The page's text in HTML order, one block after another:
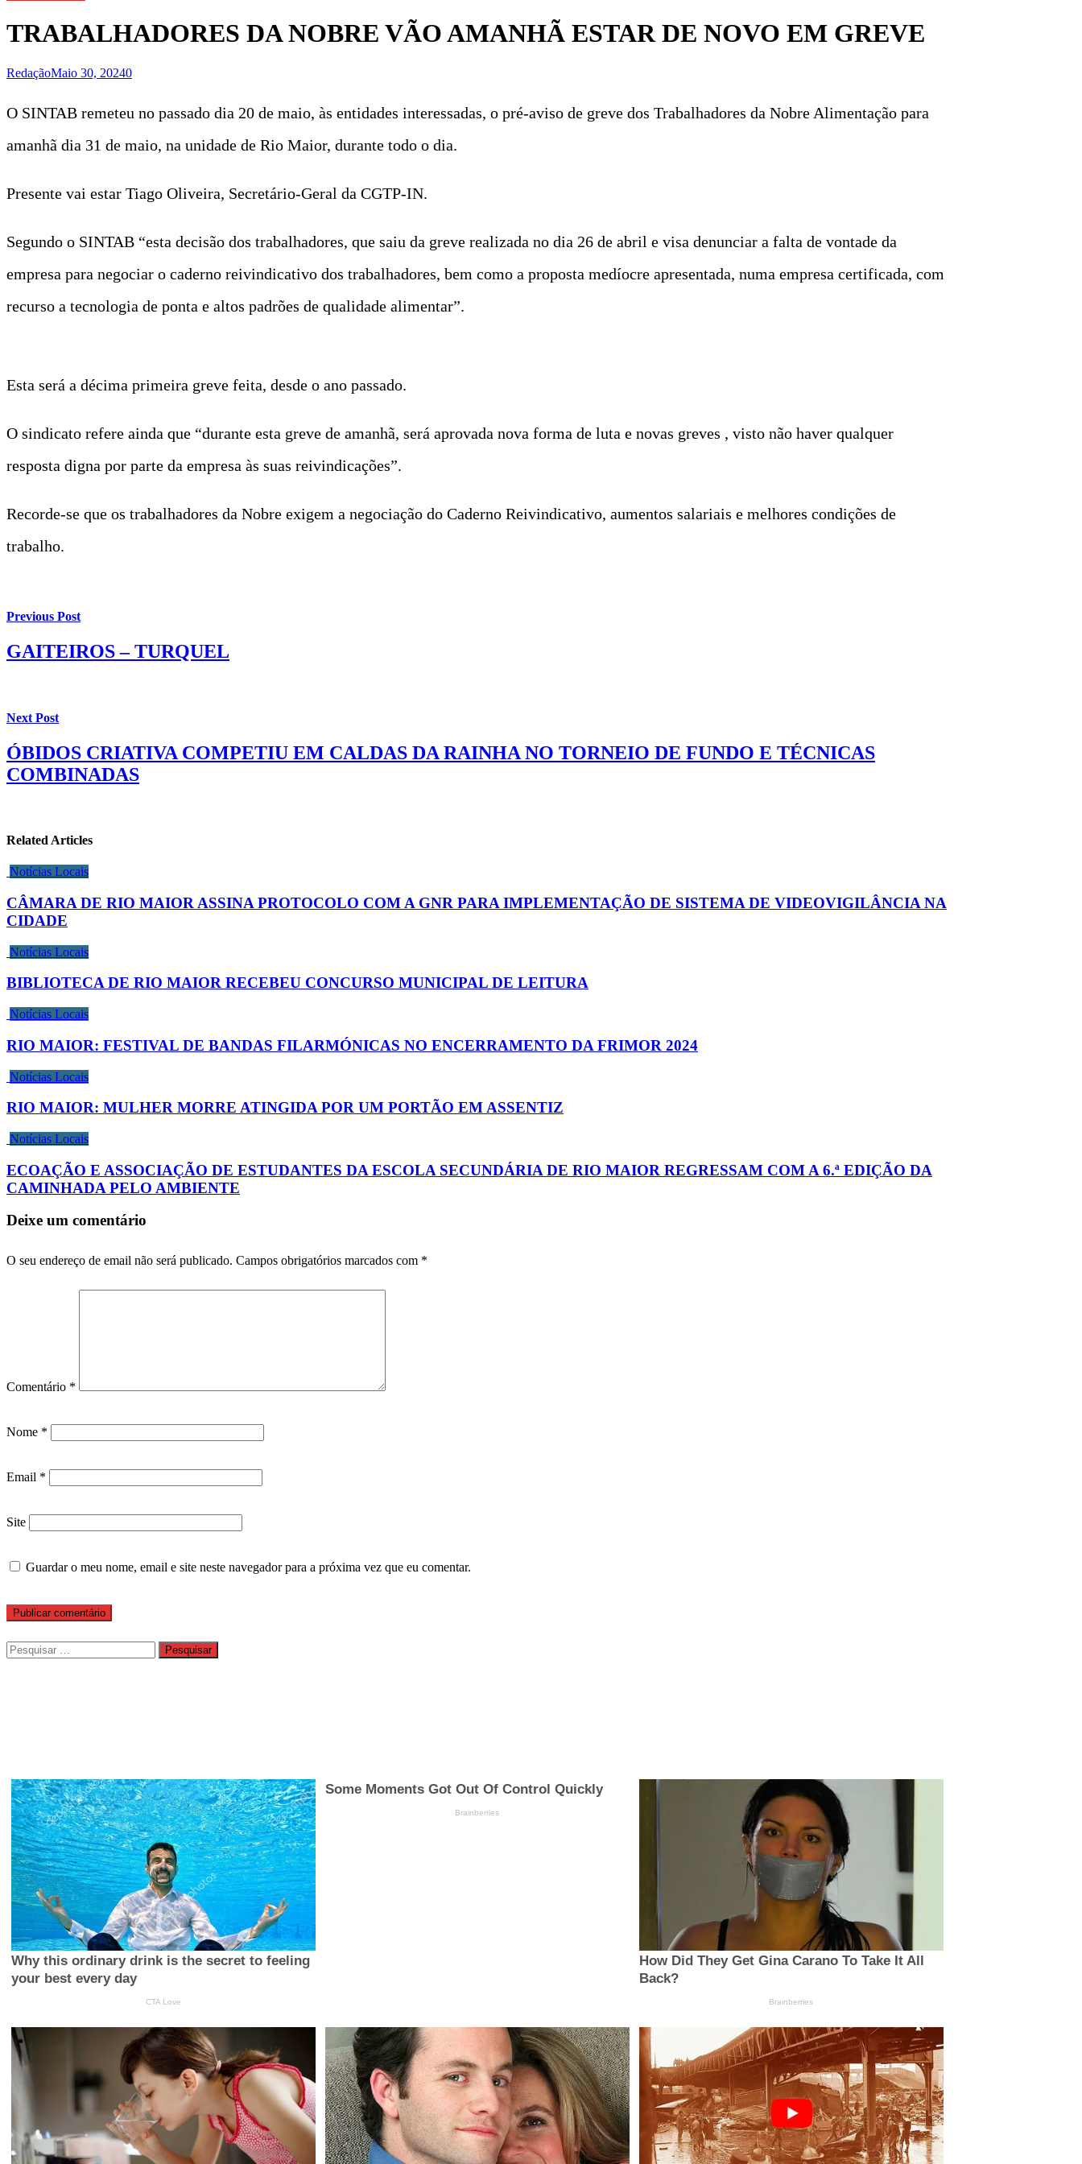
TRABALHADORES DA NOBRE VÃO AMANHÃ ESTAR DE NOVO EM GREVE
RedaçãoMaio 30, 20240
O SINTAB remeteu no passado dia 20 de maio, às entidades interessadas, o pré-aviso de greve dos Trabalhadores da Nobre Alimentação para
amanhã dia 31 de maio, na unidade de Rio Maior, durante todo o dia.
Presente vai estar Tiago Oliveira, Secretário-Geral da CGTP-IN.
Segundo o SINTAB “esta decisão dos trabalhadores, que saiu da greve realizada no dia 26 de abril e visa denunciar a falta de vontade da
empresa para negociar o caderno reivindicativo dos trabalhadores, bem como a proposta medíocre apresentada, numa empresa certificada, com
recurso a tecnologia de ponta e altos padrões de qualidade alimentar”.
Esta será a décima primeira greve feita, desde o ano passado.
O sindicato refere ainda que “durante esta greve de amanhã, será aprovada nova forma de luta e novas greves , visto não haver qualquer
resposta digna por parte da empresa às suas reivindicações”.
Recorde-se que os trabalhadores da Nobre exigem a negociação do Caderno Reivindicativo, aumentos salariais e melhores condições de
trabalho.
Previous Post
GAITEIROS – TURQUEL
Next Post
ÓBIDOS CRIATIVA COMPETIU EM CALDAS DA RAINHA NO TORNEIO DE FUNDO E TÉCNICAS
COMBINADAS
Related Articles
Notícias Locais
CÂMARA DE RIO MAIOR ASSINA PROTOCOLO COM A GNR PARA IMPLEMENTAÇÃO DE SISTEMA DE VIDEOVIGILÂNCIA NA
CIDADE
Notícias Locais
BIBLIOTECA DE RIO MAIOR RECEBEU CONCURSO MUNICIPAL DE LEITURA
Notícias Locais
RIO MAIOR: FESTIVAL DE BANDAS FILARMÓNICAS NO ENCERRAMENTO DA FRIMOR 2024
Notícias Locais
RIO MAIOR: MULHER MORRE ATINGIDA POR UM PORTÃO EM ASSENTIZ
Notícias Locais
ECOAÇÃO E ASSOCIAÇÃO DE ESTUDANTES DA ESCOLA SECUNDÁRIA DE RIO MAIOR REGRESSAM COM A 6.ª EDIÇÃO DA
CAMINHADA PELO AMBIENTE
Deixe um comentário
O seu endereço de email não será publicado. Campos obrigatórios marcados com *
Comentário *
Nome *
Email *
Site
Guardar o meu nome, email e site neste navegador para a próxima vez que eu comentar.
Pesquisar
por: